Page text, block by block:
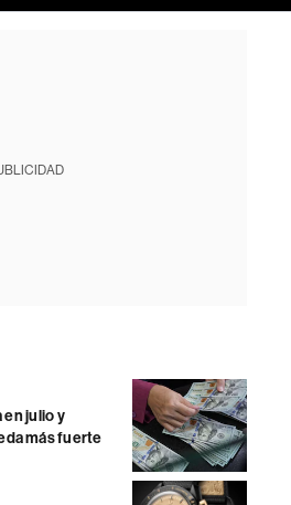
en julio y
más fuerte